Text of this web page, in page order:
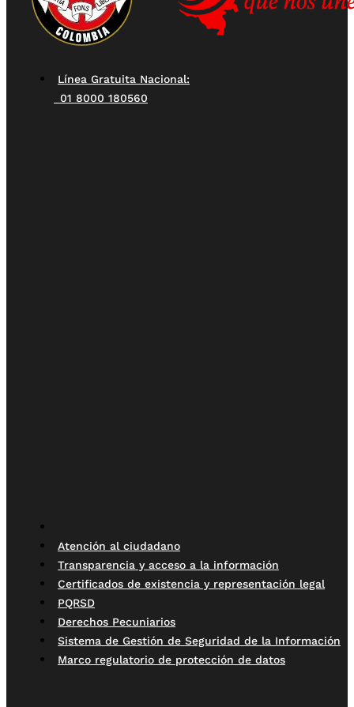
Línea Gratuita Nacional:
01 8000 180560
Atención al ciudadano
Transparencia y acceso a la información
Certificados de existencia y representación legal
PQRSD
Derechos Pecuniarios
Sistema de Gestión de Seguridad de la Información
Marco regulatorio de protección de datos